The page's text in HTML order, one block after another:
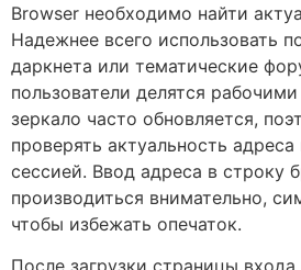
Browser необходимо найти
Надежнее всего использовать
даркнета или тематические
пользователи делятся
зеркало часто обновляется,
проверять актуальность
сессией. Ввод адреса в строку
производиться внимательно,
чтобы избежать опечаток.
После загрузки страницы входа